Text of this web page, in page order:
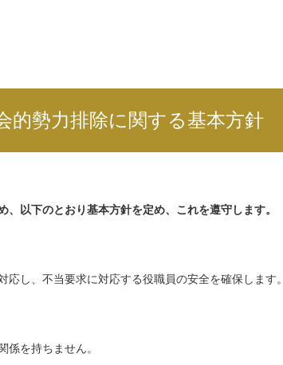
的勢力排除に関する基本方針
以下のとおり基本方針を定め、これを遵守します。
し、不当要求に対応する役職員の安全を確保します。
係を持ちません。